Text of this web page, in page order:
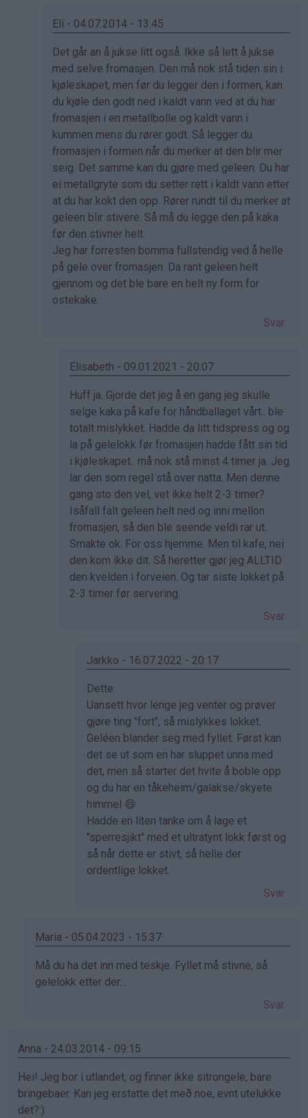
Eli - 04.07.2014 - 13:45
Som
svar
på
av
Kristine
-
Det…
Det går an å jukse litt også. Ikke så lett å jukse
med selve fromasjen. Den må nok stå tiden sin i
kjøleskapet, men før du legger den i formen, kan
du kjøle den godt ned i kaldt vann ved at du har
fromasjen i en metallbolle og kaldt vann i
kummen mens du rører godt. Så legger du
fromasjen i formen når du merker at den blir mer
seig. Det samme kan du gjøre med geleen. Du har
ei metallgryte som du setter rett i kaldt vann etter
at du har kokt den opp. Rører rundt til du merker at
geleen blir stivere. Så må du legge den på kaka
før den stivner helt.
Jeg har forresten bomma fullstendig ved å helle
på gele over fromasjen. Da rant geleen helt
gjennom og det ble bare en helt ny form for
ostekake.
Svar
Elisabeth - 09.01.2021 - 20:07
Som
svar
på
av
Eli
(ikke
bekreftet)
Huff ja. Gjorde det jeg å en gang jeg skulle
selge kaka på kafe for håndballaget vårt.. ble
totalt mislykket. Hadde da litt tidspress og og
la på gelelokk før fromasjen hadde fått sin tid
i kjøleskapet.. må nok stå minst 4 timer ja. Jeg
lar den som regel stå over natta. Men denne
gang sto den vel, vet ikke helt 2-3 timer?
Isåfall falt geleen helt ned og inni mellon
fromasjen, så den ble seende veldi rar ut.
Smakte ok. For oss hjemme. Men til kafe, nei
den kom ikke dit. Så heretter gjør jeg ALLTID
den kvelden i forveien. Og tar siste lokket på
2-3 timer før servering.
Svar
Jarkko - 16.07.2022 - 20:17
Som
svar
på
av
Elisabeth
(ikke
bekreftet)
Dette.
Uansett hvor lenge jeg venter og prøver
gjøre ting "fort", så mislykkes lokket.
Geléen blander seg med fyllet. Først kan
det se ut som en har sluppet unna med
det, men så starter det hvite å boble opp
og du har en tåkeheim/galakse/skyete
himmel 😄
Hadde en liten tanke om å lage et
"sperresjikt" med et ultratynt lokk først og
så når dette er stivt, så helle der
ordentlige lokket.
Svar
Maria - 05.04.2023 - 15:37
Som
svar
(ikke
Må du ha det inn med teskje. Fyllet må stivne, så
gelelokk etter der…
Svar
Anna - 24.03.2014 - 09:15
Hei! Jeg bor i utlandet, og finner ikke sitrongele, bare
bringebaer. Kan jeg erstatte det með noe, evnt utelukke
det?:)